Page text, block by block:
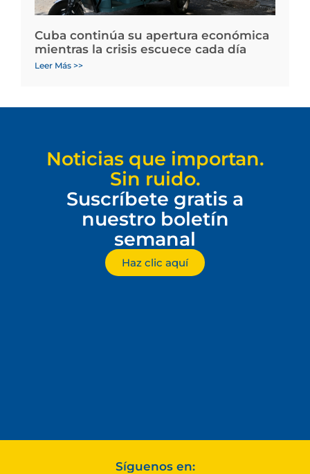
Cuba continúa su apertura económica
mientras la crisis escuece cada día
Leer Más >>
Noticias que importan.
Sin ruido.
Suscríbete gratis a
nuestro boletín
semanal
Haz clic aquí
Síguenos en: